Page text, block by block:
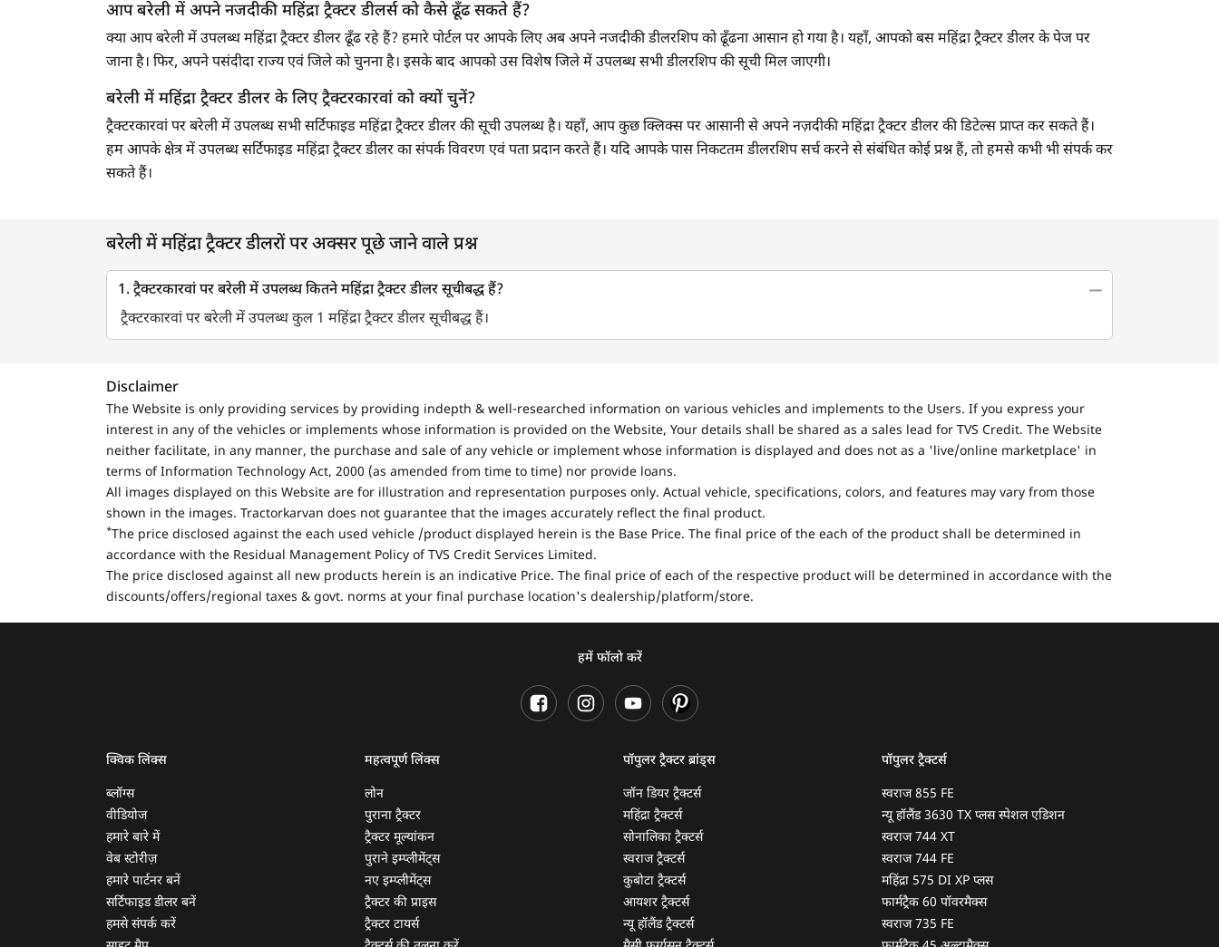
आप बरेली में अपने नजदीकी महिंद्रा ट्रैक्टर डीलर्स को कैसे ढूँढ सकते हैं?
क्या आप बरेली में उपलब्ध महिंद्रा ट्रैक्टर डीलर ढूँढ रहे हैं? हमारे पोर्टल पर आपके लिए अब अपने नजदीकी डीलरशिप को ढूँढना आसान हो गया है। यहाँ, आपको बस महिंद्रा ट्रैक्टर डीलर के पेज पर
जाना है। फिर, अपने पसंदीदा राज्य एवं जिले को चुनना है। इसके बाद आपको उस विशेष जिले में उपलब्ध सभी डीलरशिप की सूची मिल जाएगी।
बरेली में महिंद्रा ट्रैक्टर डीलर के लिए ट्रैक्टरकारवां को क्यों चुनें?
ट्रैक्टरकारवां पर बरेली में उपलब्ध सभी सर्टिफाइड महिंद्रा ट्रैक्टर डीलर की सूची उपलब्ध है। यहाँ, आप कुछ क्लिक्स पर आसानी से अपने नज़दीकी महिंद्रा ट्रैक्टर डीलर की डिटेल्स प्राप्त कर सकते हैं।
हम आपके क्षेत्र में उपलब्ध सर्टिफाइड महिंद्रा ट्रैक्टर डीलर का संपर्क विवरण एवं पता प्रदान करते हैं। यदि आपके पास निकटतम डीलरशिप सर्च करने से संबंधित कोई प्रश्न हैं, तो हमसे कभी भी संपर्क कर
सकते हैं।
बरेली में महिंद्रा ट्रैक्टर डीलरों पर अक्सर पूछे जाने वाले प्रश्न
1. ट्रैक्टरकारवां पर बरेली में उपलब्ध कितने महिंद्रा ट्रैक्टर डीलर सूचीबद्ध हैं?
ट्रैक्टरकारवां पर बरेली में उपलब्ध कुल 1 महिंद्रा ट्रैक्टर डीलर सूचीबद्ध हैं।
Disclaimer
The Website is only providing services by providing indepth & well-researched information on various vehicles and implements to the Users. If you express your
interest in any of the vehicles or implements whose information is provided on the Website, Your details shall be shared as a sales lead for TVS Credit. The Website
neither facilitate, in any manner, the purchase and sale of any vehicle or implement whose information is displayed and does not as a 'live/online marketplace' in
terms of Information Technology Act, 2000 (as amended from time to time) nor provide loans.
All images displayed on this Website are for illustration and representation purposes only. Actual vehicle, specifications, colors, and features may vary from those
shown in the images. Tractorkarvan does not guarantee that the images accurately reflect the final product.
*The price disclosed against the each used vehicle /product displayed herein is the Base Price. The final price of the each of the product shall be determined in
accordance with the Residual Management Policy of TVS Credit Services Limited.
The price disclosed against all new products herein is an indicative Price. The final price of each of the respective product will be determined in accordance with the
discounts/offers/regional taxes & govt. norms at your final purchase location's dealership/platform/store.
हमें फॉलो करें
क्विक लिंक्स
ब्लॉग्स
वीडियोज
हमारे बारे में
वेब स्टोरीज़
हमारे पार्टनर बनें
सर्टिफाइड डीलर बनें
हमसे संपर्क करें
महत्वपूर्ण लिंक्स
लोन
पुराना ट्रैक्टर
ट्रैक्टर मूल्यांकन
पुराने इम्प्लीमेंट्स
नए इम्प्लीमेंट्स
ट्रैक्टर की प्राइस
ट्रैक्टर टायर्स
पॉपुलर ट्रैक्टर ब्रांड्स
जॉन डियर ट्रैक्टर्स
महिंद्रा ट्रैक्टर्स
सोनालिका ट्रैक्टर्स
स्वराज ट्रैक्टर्स
कुबोटा ट्रैक्टर्स
आयशर ट्रैक्टर्स
न्यू हॉलैंड ट्रैक्टर्स
पॉपुलर ट्रैक्टर्स
स्वराज 855 FE
न्यू हॉलैंड 3630 TX प्लस स्पेशल एडिशन
स्वराज 744 XT
स्वराज 744 FE
महिंद्रा 575 DI XP प्लस
फार्मट्रैक 60 पॉवरमैक्स
स्वराज 735 FE